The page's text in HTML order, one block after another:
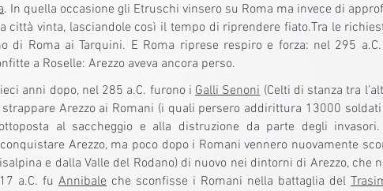
. In quella occasione gli Etruschi vinsero su Roma ma invece di
città vinta, lasciandole così il tempo di riprendere fiato.Tra le
di Roma ai Tarquini. E Roma riprese respiro e forza: nel 295
a Roselle: Arezzo aveva ancora perso.
anni dopo, nel 285 a.C. furono i Galli Senoni(Celti di stanza tra
strappare Arezzo ai Romani (i quali persero addirittura 13000
al saccheggio e alla distruzione da parte degli
Arezzo, ma poco dopo i Romani vennero nuovamente
e dalla Valle del Rodano) di nuovo nei dintorni di Arezzo, che
a.C. fu Annibale che sconfisse i Romani nella battaglia del